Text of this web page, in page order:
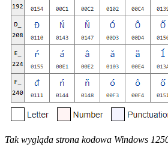
Tak wygląda strona kodowa Windows